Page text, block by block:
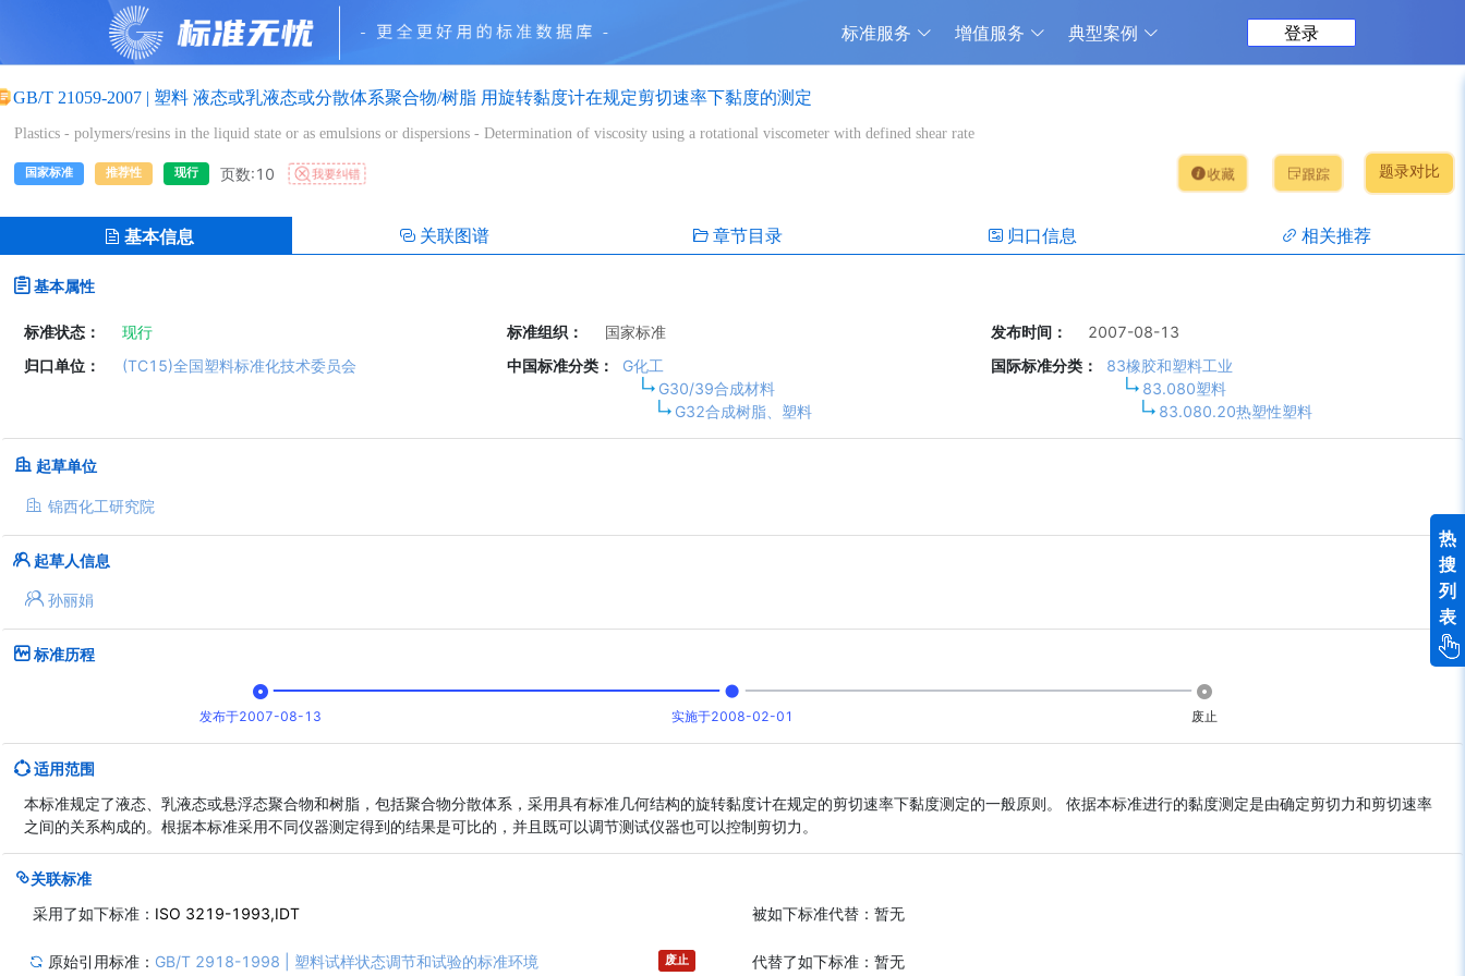
标准服务 增值服务 典型案例 登录
GB/T 21059-2007 | 塑料 液态或乳液态或分散体系聚合物/树脂 用旋转黏度计在规定剪切速率下黏度的测定
Plastics - polymers/resins in the liquid state or as emulsions or dispersions - Determination of viscosity using a rotational viscometer with defined shear rate
国家标准 推荐性 现行 页数:10 我要纠错 收藏 跟踪 题录对比
基本信息 关联图谱 章节目录 归口信息 相关推荐
基本属性
标准状态： 现行 标准组织： 国家标准 发布时间：
2007-08-13
归口单位：
(TC15)全国塑料标准化技术委员会 中国标准分类：
G化工
G30/39合成材料
G32合成树脂、塑料
国际标准分类：
83橡胶和塑料工业
83.080塑料
83.080.20热塑性塑料
起草单位
锦西化工研究院
起草人信息
孙丽娟
标准历程
发布于2007-08-13 实施于2008-02-01 废止
适用范围
本标准规定了液态、乳液态或悬浮态聚合物和树脂，包括聚合物分散体系，采用具有标准几何结构的旋转黏度计在规定的剪切速率下黏度测定的一般原则。 依据本标准进行的黏度测定是由确定剪切力和剪切速率
之间的关系构成的。根据本标准采用不同仪器测定得到的结果是可比的，并且既可以调节测试仪器也可以控制剪切力。
关联标准
采用了如下标准： ISO 3219-1993,IDT 被如下标准代替： 暂无
原始引用标准： GB/T 2918-1998 | 塑料试样状态调节和试验的标准环境 废止 代替了如下标准： 暂无
热
搜
列
表